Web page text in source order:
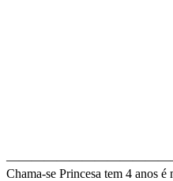
Chama-se Princesa tem 4 anos